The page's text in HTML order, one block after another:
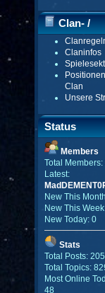
Clan- /
Gildenmenü
Claninfos
Clan
Unsere
Status
Members
Total Members:
Latest:
New This
New This
New Today: 0
Stats
Total Posts:
Total Topics:
Most Online
48